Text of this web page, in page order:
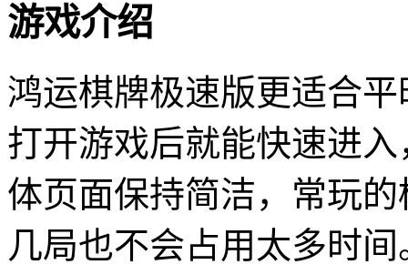
游戏介绍
鸿运棋牌极速版更适合
打开游戏后就能快速进
体页面保持简洁，常玩
几局也不会占用太多时